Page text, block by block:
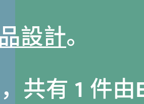
設計。
共有 1 件由